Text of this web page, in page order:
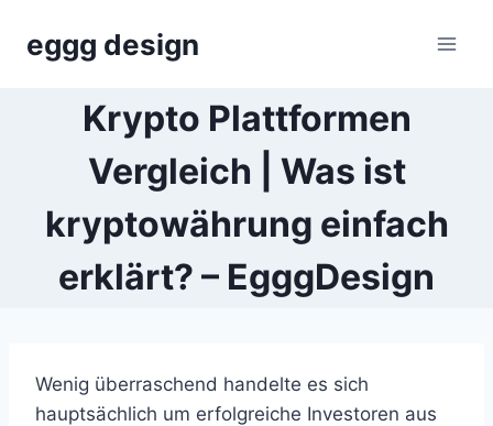
eggg design
Krypto Plattformen
Vergleich | Was ist
kryptowährung einfach
erklärt? – EgggDesign
Wenig überraschend handelte es sich
hauptsächlich um erfolgreiche Investoren aus